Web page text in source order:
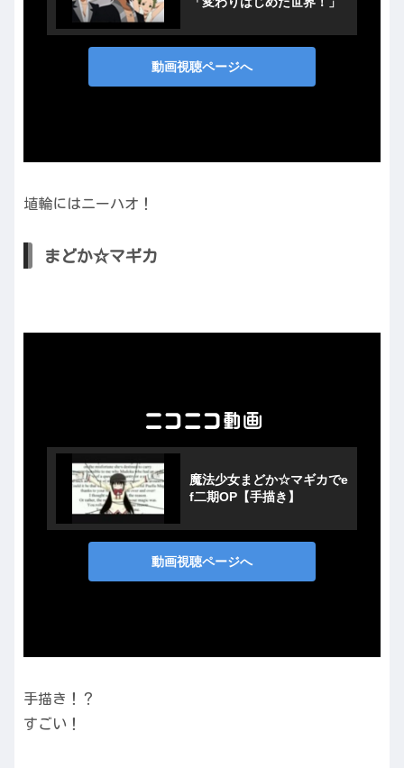
埴輪にはニーハオ！
まどか☆マギカ
手描き！？
すごい！